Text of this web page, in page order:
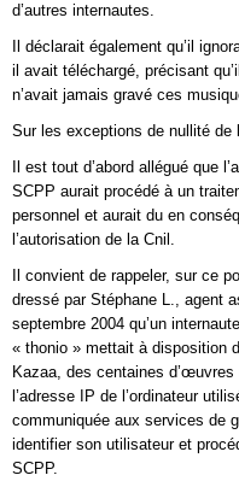
d’autres internautes.
Il déclarait également qu’il
il avait téléchargé, précisant
n’avait jamais gravé ces
Sur les exceptions de nullité de
Il est tout d’abord allégué que
SCPP aurait procédé à un
personnel et aurait du en
l’autorisation de la Cnil.
Il convient de rappeler, sur ce
dressé par Stéphane L., agent
septembre 2004 qu’un
« thonio » mettait à disposition
Kazaa, des centaines
l’adresse IP de l’ordinateur
communiquée aux services de
identifier son utilisateur et
SCPP.